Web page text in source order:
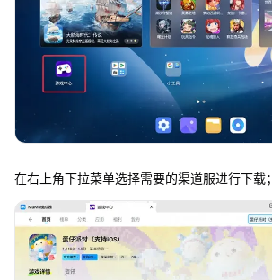
在右上角下拉菜单选择需要的渠道服进行下载；